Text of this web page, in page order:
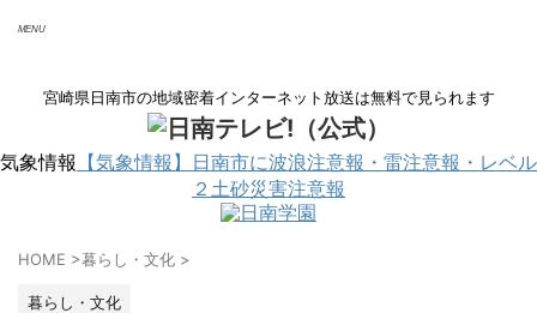
宮崎県日南市の地域密着インターネット放送は無料で見られます
気象情報 【気象情報】日南市に波浪注意報・雷注意報・レベル
２土砂災害注意報
HOME >暮らし・文化 >
暮らし・文化